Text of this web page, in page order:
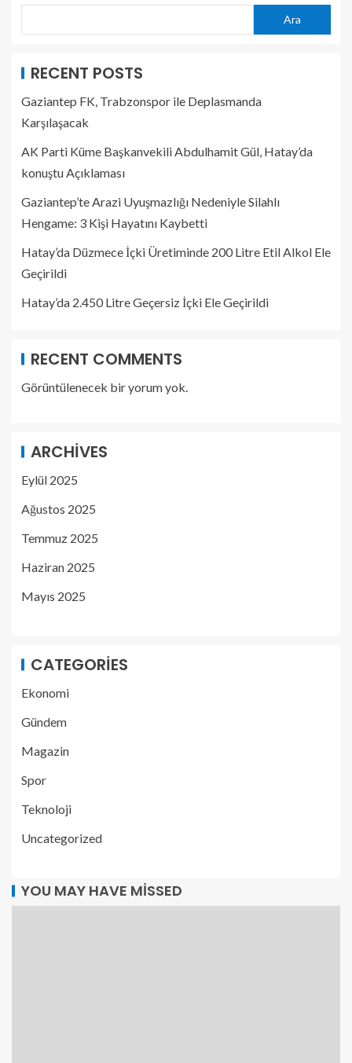
Ara
RECENT POSTS
Gaziantep FK, Trabzonspor ile Deplasmanda
Karşılaşacak
AK Parti Küme Başkanvekili Abdulhamit Gül, Hatay’da
konuştu Açıklaması
Gaziantep’te Arazi Uyuşmazlığı Nedeniyle Silahlı
Hengame: 3 Kişi Hayatını Kaybetti
Hatay’da Düzmece İçki Üretiminde 200 Litre Etil Alkol Ele
Geçirildi
Hatay’da 2.450 Litre Geçersiz İçki Ele Geçirildi
RECENT COMMENTS
Görüntülenecek bir yorum yok.
ARCHIVES
Eylül 2025
Ağustos 2025
Temmuz 2025
Haziran 2025
Mayıs 2025
CATEGORIES
Ekonomi
Gündem
Magazin
Spor
Teknoloji
Uncategorized
YOU MAY HAVE MISSED